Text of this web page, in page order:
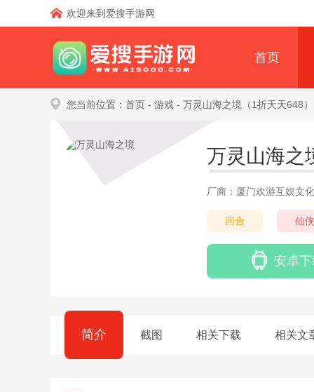
欢迎来到爱搜手游网
首页
您当前位置： 首页 - 游戏 - 万灵山海之境（1折天天648）
万灵山海之
厂商：厦门欢游互娱文
回合 仙侠
安卓
简介 截图 相关下载 相关文